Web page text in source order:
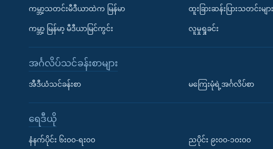
ကမ္ဘာ့သတင်းမီဒီယာထဲက မြန်မာ
ကမ္ဘာ့ မြန်မာ့ မီဒီယာမြင်ကွင်း
ထူးခြားဆန်းပြားသတင်းများ
လူမှုရှုခင်း
အင်္ဂလိပ်သင်ခန်းစာများ
အီဒီယံသင်ခန်းစာ မကြေးမုံရဲ့အင်္ဂလိပ်စာ
ရေဒီယို
နံနက်ပိုင်း ၆း၀၀-ရး၀၀ ညပိုင်း ၉း၀၀-၁၀း၀၀